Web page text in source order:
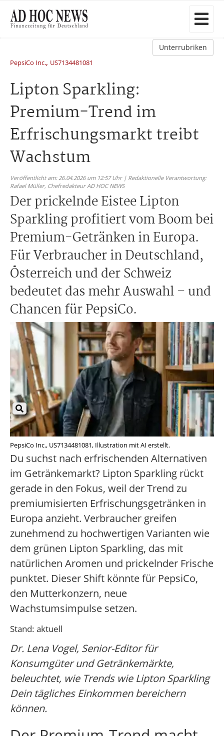
Unterrubriken
PepsiCo Inc., US7134481081
Lipton Sparkling:
Premium-Trend im
Erfrischungsmarkt treibt
Wachstum
Veröffentlicht am: 26.04.2026 um 12:57 Uhr | Redaktionelle Verantwortung:
Rafael Müller, Chefredakteur AD HOC NEWS
Der prickelnde Eistee Lipton
Sparkling profitiert vom Boom bei
Premium-Getränken in Europa.
Für Verbraucher in Deutschland,
Österreich und der Schweiz
bedeutet das mehr Auswahl – und
Chancen für PepsiCo.
PepsiCo Inc., US7134481081, Illustration mit AI erstellt.
Du suchst nach erfrischenden Alternativen
im Getränkemarkt? Lipton Sparkling rückt
gerade in den Fokus, weil der Trend zu
premiumisierten Erfrischungsgetränken in
Europa anzieht. Verbraucher greifen
zunehmend zu hochwertigen Varianten wie
dem grünen Lipton Sparkling, das mit
natürlichen Aromen und prickelnder Frische
punktet. Dieser Shift könnte für PepsiCo,
den Mutterkonzern, neue
Wachstumsimpulse setzen.
Stand: aktuell
Dr. Lena Vogel, Senior-Editor für
Konsumgüter und Getränkemärkte,
beleuchtet, wie Trends wie Lipton Sparkling
Dein tägliches Einkommen bereichern
können.